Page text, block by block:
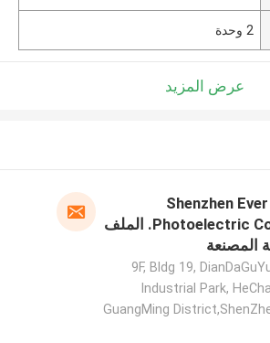
2 وحدة
عرض المزيد
Shenzhen
Photoelectric Co., Ltd. الملف
المصنعة
9F, Bldg 19,
Industrial Park,
GuangMing